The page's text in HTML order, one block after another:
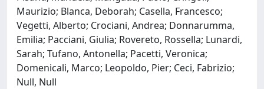
Maurizio; Blanca, Deborah; Casella, Francesco;
Vegetti, Alberto; Crociani, Andrea; Donnarumma,
Emilia; Pacciani, Giulia; Rovereto, Rossella; Lunardi,
Sarah; Tufano, Antonella; Pacetti, Veronica;
Domenicali, Marco; Leopoldo, Pier; Ceci, Fabrizio;
Null, Null